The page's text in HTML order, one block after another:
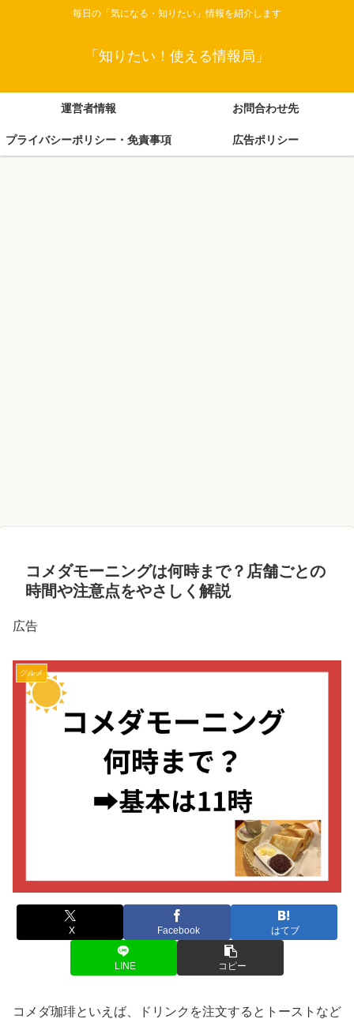
毎日の「気になる・知りたい」情報を紹介します
「知りたい！使える情報局」
運営者情報 お問合わせ先
プライバシーポリシー・免責事項 広告ポリシー
コメダモーニングは何時まで？店舗ごとの
時間や注意点をやさしく解説
広告
グルメ
X Facebook はてブ
LINE コピー
コメダ珈琲といえば、ドリンクを注文するとトーストなど